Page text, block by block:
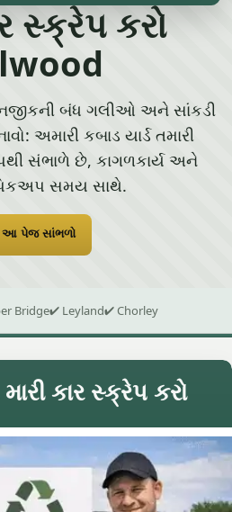
સ્ક્રેપ કરો
નજીકની બંધ ગલીઓ અને સાંકડી
અમારી કબાડ યાર્ડ તમારી
સંભાળે છે, કાગળકાર્ય અને
સમય સાથે.
આ પેજ સાંભળો
Bridge✔ Leyland✔ Chorley
કાર સ્ક્રેપ કરો